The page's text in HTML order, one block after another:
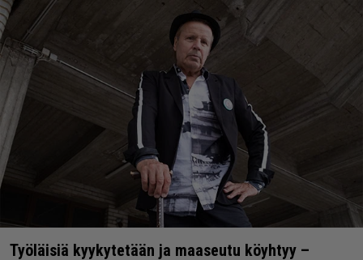
Työläisiä kyykytetään ja maaseutu köyhtyy –